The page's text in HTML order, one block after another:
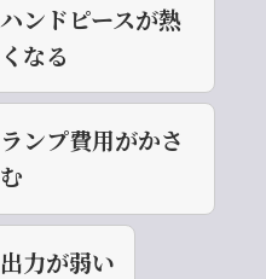
ハンドピースが熱
くなる
ランプ費用がかさ
む
出力が弱い